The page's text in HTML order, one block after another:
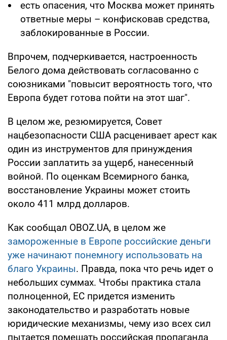
есть опасения, что Москва может принять
ответные меры – конфисковав средства,
заблокированные в России.
Впрочем, подчеркивается, настроенность
Белого дома действовать согласованно с
союзниками "повысит вероятность того, что
Европа будет готова пойти на этот шаг".
В целом же, резюмируется, Совет
нацбезопасности США расценивает арест как
один из инструментов для принуждения
России заплатить за ущерб, нанесенный
войной. По оценкам Всемирного банка,
восстановление Украины может стоить
около 411 млрд долларов.
Как сообщал OBOZ.UA, в целом же
замороженные в Европе российские деньги
уже начинают понемногу использовать на
благо Украины. Правда, пока что речь идет о
небольших суммах. Чтобы практика стала
полноценной, ЕС придется изменить
законодательство и разработать новые
юридические механизмы, чему изо всех сил
пытается помешать российская пропаганда